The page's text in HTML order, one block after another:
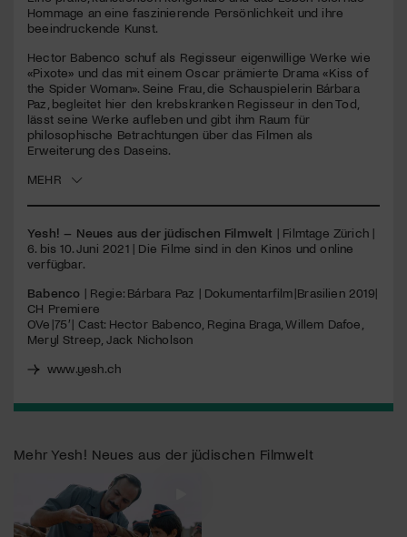
seconds
Hommage an eine faszinierende Persönlichkeit und ihre
beeindruckende Kunst.
Hector Babenco schuf als Regisseur eigenwillige Werke wie
«Pixote» und das mit einem Oscar prämierte Drama «Kiss of
the Spider Woman». Seine Frau, die Schauspielerin Bárbara
Paz, begleitet hier den krebskranken Regisseur in den Tod,
lässt seine Werke aufleben und gibt ihm Raum für
philosophische Betrachtungen über das Filmen als
Erweiterung des Daseins.
MEHR
Yesh! – Neues aus der jüdischen Filmwelt | Filmtage Zürich |
6. bis 10. Juni 2021 | Die Filme sind in den Kinos und online
verfügbar.
Babenco | Regie: Bárbara Paz | Dokumentarfilm | Brasilien 2019|
CH Premiere
OVe | 75′ | Cast: Hector Babenco, Regina Braga, Willem Dafoe,
Meryl Streep, Jack Nicholson
www.yesh.ch
Mehr Yesh! Neues aus der jüdischen Filmwelt